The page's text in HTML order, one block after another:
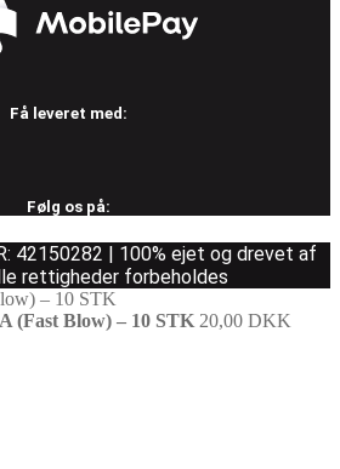
Få leveret med:
Følg os på:
42150282 | 100% ejet og drevet af
rettigheder forbeholdes
(Fast Blow) – 10 STK 20,00 DKK